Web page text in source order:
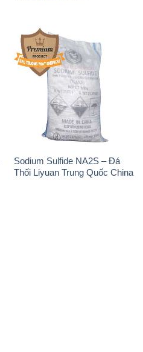
Sodium Sulfide NA2S – Đá
Thối Liyuan Trung Quốc China